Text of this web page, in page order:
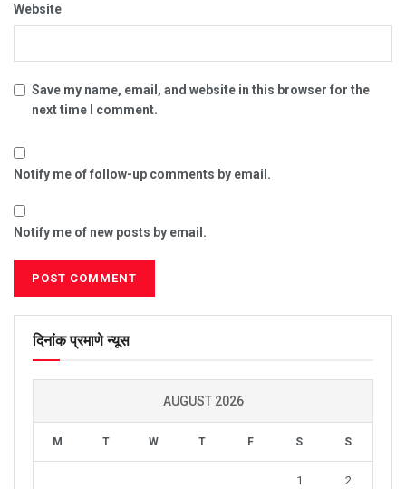
Website
Save my name, email, and website in this browser for the
next time I comment.
Notify me of follow-up comments by email.
Notify me of new posts by email.
दिनांक प्रमाणे न्यूस
AUGUST 2026
M T W T F S S
1 2